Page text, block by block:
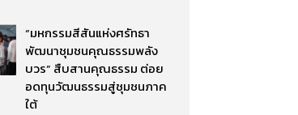
“มหกรรมสีสันแห่งศรัทธา
พัฒนาชุมชนคุณธรรมพลัง
บวร” สืบสานคุณธรรม ต่อย
อดทุนวัฒนธรรมสู่ชุมชนภาค
ใต้